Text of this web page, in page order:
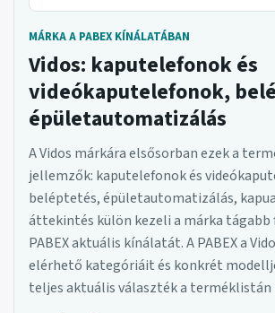
MÁRKA A PABEX KÍNÁLATÁBAN
Vidos: kaputelefonok és
videókaputelefonok,
épületautomatizálás
A Vidos márkára elsősorban ezek a
jellemzők: kaputelefonok és
beléptetés, épületautomatizálás,
áttekintés külön kezeli a márka tágabb
PABEX aktuális kínálatát. A PABEX a
elérhető kategóriáit és konkrét
teljes aktuális választék a